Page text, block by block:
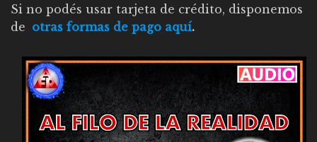
Si no podés usar tarjeta de crédito, disponemos
de otras formas de pago aquí.